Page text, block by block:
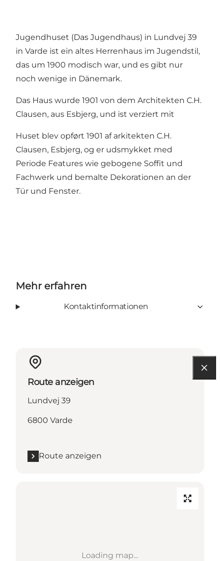
Jugendhuset (Das Jugendhaus) in Lundvej 39
in Varde ist ein altes Herrenhaus im Jugendstil,
das um 1900 modisch war, und es gibt nur
noch wenige in Dänemark.
Das Haus wurde 1901 von dem Architekten C.H.
Clausen, aus Esbjerg, und ist verziert mit
Huset blev opført 1901 af arkitekten C.H.
Clausen, Esbjerg, og er udsmykket med
Periode Features wie gebogene Soffit und
Fachwerk und bemalte Dekorationen an der
Tür und Fenster.
Mehr erfahren
Kontaktinformationen
Route anzeigen
Lundvej 39
6800 Varde
Route anzeigen
Loading map...